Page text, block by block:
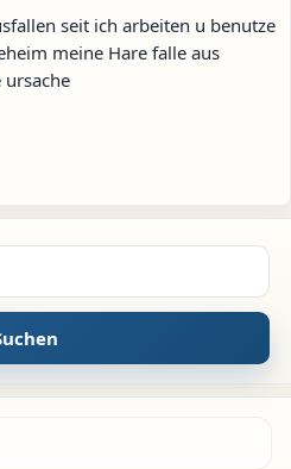
seit ich arbeiten u benutze
meine Hare falle aus